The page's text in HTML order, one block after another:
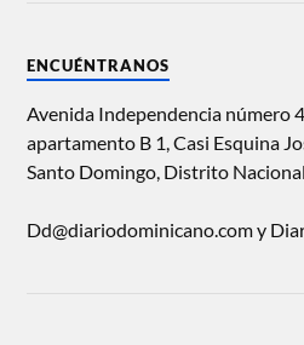
ENCUÉNTRANOS
Avenida Independencia número
apartamento B 1, Casi Esquina
Santo Domingo, Distrito
Dd@diariodominicano.com y